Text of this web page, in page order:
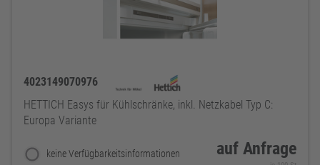
4023149070976
HETTICH Easys für Kühlschränke, inkl. Netzkabel Typ C:
Europa Variante
keine Verfügbarkeitsinformationen auf Anfrage